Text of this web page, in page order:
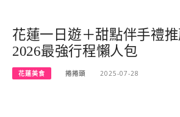
花蓮一日遊＋甜點伴手禮推
2026最強行程懶人包
花蓮美食 捲捲頭 2025-07-28